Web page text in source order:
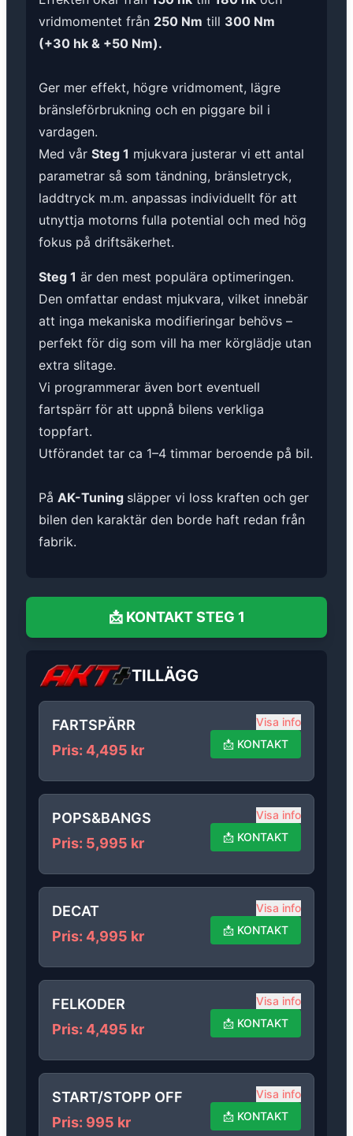
vridmomentet från 250 Nm till 300 Nm
(+30 hk & +50 Nm).
Ger mer effekt, högre vridmoment, lägre
bränsleförbrukning och en piggare bil i
vardagen.
Med vår Steg 1 mjukvara justerar vi ett antal
parametrar så som tändning, bränsletryck,
laddtryck m.m. anpassas individuellt för att
utnyttja motorns fulla potential och med hög
fokus på driftsäkerhet.
Steg 1 är den mest populära optimeringen.
Den omfattar endast mjukvara, vilket innebär
att inga mekaniska modifieringar behövs –
perfekt för dig som vill ha mer körglädje utan
extra slitage.
Vi programmerar även bort eventuell
fartspärr för att uppnå bilens verkliga
toppfart.
Utförandet tar ca 1–4 timmar beroende på bil.
På AK-Tuning släpper vi loss kraften och ger
bilen den karaktär den borde haft redan från
fabrik.
📩 KONTAKT STEG 1
TILLÄGG
FARTSPÄRR
Pris: 4,495 kr
Visa info
📩 KONTAKT
POPS&BANGS
Pris: 5,995 kr
Visa info
📩 KONTAKT
DECAT
Pris: 4,995 kr
Visa info
📩 KONTAKT
FELKODER
Pris: 4,495 kr
Visa info
📩 KONTAKT
START/STOPP OFF
Pris: 995 kr
Visa info
📩 KONTAKT